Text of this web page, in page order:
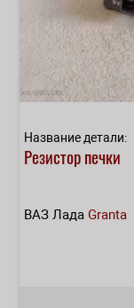
Название детали:
Резистор печки
ВАЗ Лада Granta